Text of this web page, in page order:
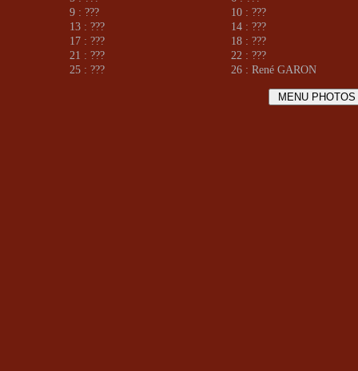
9 : ???
10 : ???
13 : ???
14 : ???
17 : ???
18 : ???
21 : ???
22 : ???
25 : ???
26 : René GARON